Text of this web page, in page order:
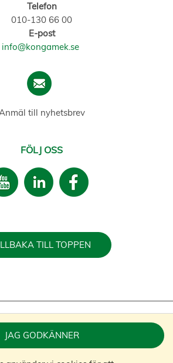
JAG GODKÄNNER
Telefon
010-130 66 00
E-post
info@kongamek.se
till nyhetsbrev
FÖLJ OSS
TILL TOPPEN